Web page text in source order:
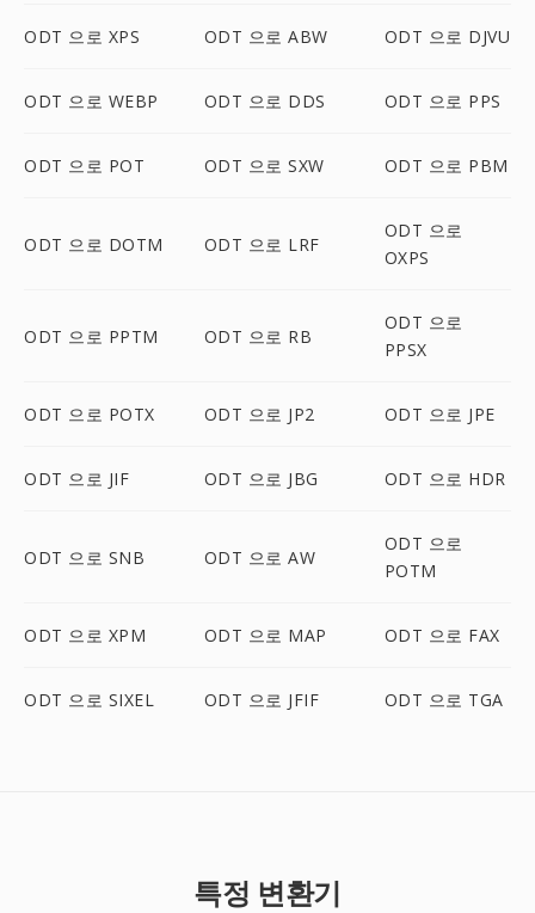
ODT 으로 XPS ODT 으로 ABW ODT 으로 DJVU
ODT 으로 WEBP ODT 으로 DDS ODT 으로 PPS
ODT 으로 POT ODT 으로 SXW ODT 으로 PBM
ODT 으로 DOTM ODT 으로 LRF
ODT 으로
OXPS
ODT 으로 PPTM ODT 으로 RB
ODT 으로
PPSX
ODT 으로 POTX ODT 으로 JP2 ODT 으로 JPE
ODT 으로 JIF ODT 으로 JBG ODT 으로 HDR
ODT 으로 SNB ODT 으로 AW
ODT 으로
POTM
ODT 으로 XPM ODT 으로 MAP ODT 으로 FAX
ODT 으로 SIXEL ODT 으로 JFIF ODT 으로 TGA
특정 변환기